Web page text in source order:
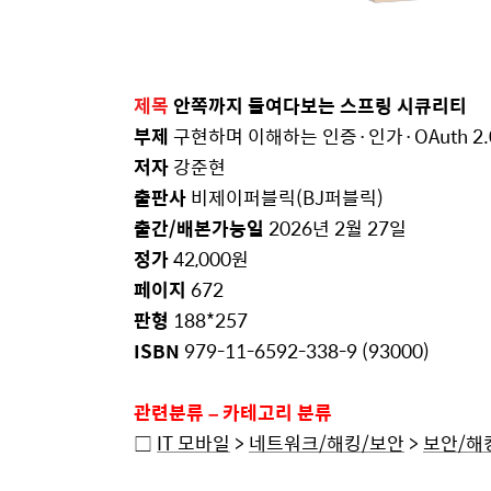
제목안쪽까지 들여다보는스프링 시큐리티
부제 구현하며 이해하는 인증·인가·OAuth
저자강준현
출판사비제이퍼블릭(BJ퍼블릭)
출간/배본가능일2026년 2월 27일
정가42,000원
페이지 672
판형 188*257
ISBN 979-11-6592-338-9 (93000)
관련분류–카테고리 분류
□ IT모바일 > 네트워크/해킹/보안 >보안/해